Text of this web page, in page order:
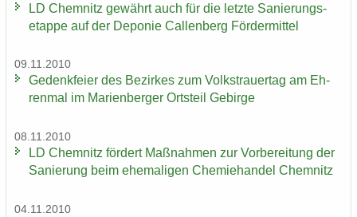
LD Chem­nitz ge­währt auch für die letz­te Sa­nie­rungs­
etap­pe auf der De­po­nie Cal­len­berg För­der­mit­tel
09.11.2010
Ge­denk­fei­er des Be­zir­kes zum Volks­trau­er­tag am Eh­
ren­mal im Ma­ri­en­ber­ger Orts­teil Ge­bir­ge
08.11.2010
LD Chem­nitz för­dert Maß­nah­men zur Vor­be­rei­tung der
Sa­nie­rung beim ehe­ma­li­gen Che­mie­han­del Chem­nitz
04.11.2010